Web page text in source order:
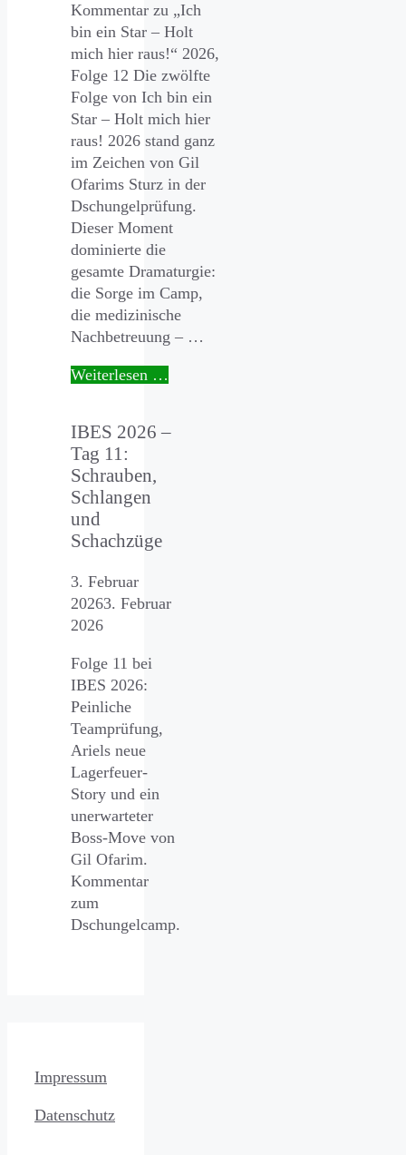
Kommentar zu „Ich
bin ein Star – Holt
mich hier raus!“ 2026,
Folge 12 Die zwölfte
Folge von Ich bin ein
Star – Holt mich hier
raus! 2026 stand ganz
im Zeichen von Gil
Ofarims Sturz in der
Dschungelprüfung.
Dieser Moment
dominierte die
gesamte Dramaturgie:
die Sorge im Camp,
die medizinische
Nachbetreuung – …
Weiterlesen …
IBES 2026 –
Tag 11:
Schrauben,
Schlangen
und
Schachzüge
3. Februar
20263. Februar
2026
Folge 11 bei
IBES 2026:
Peinliche
Teamprüfung,
Ariels neue
Lagerfeuer-
Story und ein
unerwarteter
Boss-Move von
Gil Ofarim.
Kommentar
zum
Dschungelcamp.
Impressum
Datenschutz